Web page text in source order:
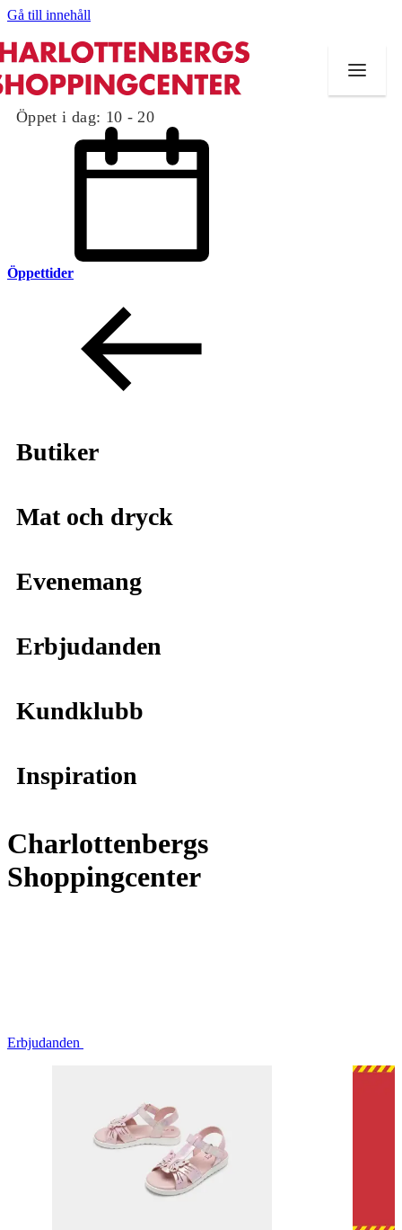
Gå till innehåll
Öppet i dag: 10 - 20
Öppettider
Butiker
Mat och dryck
Evenemang
Erbjudanden
Kundklubb
Inspiration
Charlottenbergs
Shoppingcenter
Erbjudanden